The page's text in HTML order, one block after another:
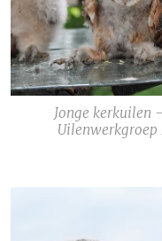
Jonge kerkuilen
Uilenwerkgroep